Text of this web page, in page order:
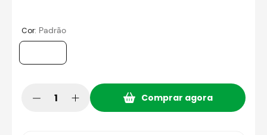
Cor: Padrão
Comprar agora